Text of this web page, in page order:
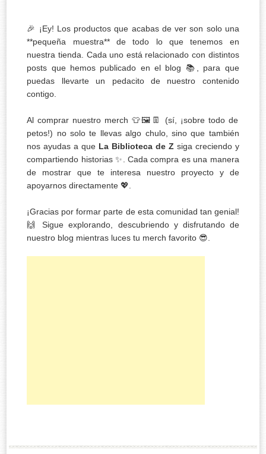
🎉 ¡Ey! Los productos que acabas de ver son solo una
**pequeña muestra** de todo lo que tenemos en
nuestra tienda. Cada uno está relacionado con distintos
posts que hemos publicado en el blog 📚, para que
puedas llevarte un pedacito de nuestro contenido
contigo.
Al comprar nuestro merch 👕🖼️👖 (sí, ¡sobre todo de
petos!) no solo te llevas algo chulo, sino que también
nos ayudas a que La Biblioteca de Z siga creciendo y
compartiendo historias ✨. Cada compra es una manera
de mostrar que te interesa nuestro proyecto y de
apoyarnos directamente 💖.
¡Gracias por formar parte de esta comunidad tan genial!
🙌 Sigue explorando, descubriendo y disfrutando de
nuestro blog mientras luces tu merch favorito 😎.